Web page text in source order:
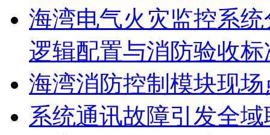
海湾电气火灾监控系
逻辑配置与消防验收标
海湾消防控制模块现
系统通讯故障引发全